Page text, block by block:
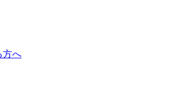
方へ